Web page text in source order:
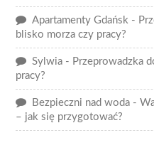
Apartamenty Gdańsk -
blisko morza czy pracy?
Sylwia - Przeprowadzka
pracy?
Bezpieczni nad woda -
– jak się przygotować?